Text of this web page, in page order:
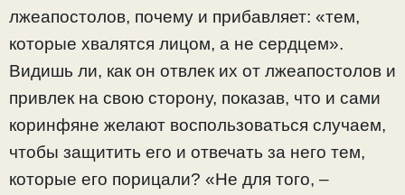
лжеапостолов, почему и прибавляет: «тем,
которые хвалятся лицом, а не сердцем».
Видишь ли, как он отвлек их от лжеапостолов и
привлек на свою сторону, показав, что и сами
коринфяне желают воспользоваться случаем,
чтобы защитить его и отвечать за него тем,
которые его порицали? «Не для того, –